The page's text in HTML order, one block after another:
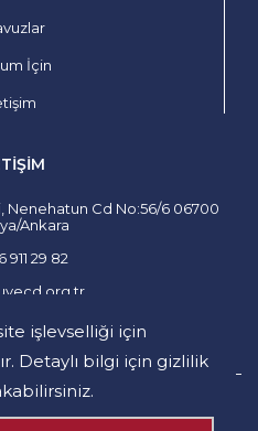
işlevselliği için
Detaylı bilgi için gizlilik
İçin
Nenehatun Cd No:56/6 06700
Ankara
911 29 82
Satış İptal ve İade